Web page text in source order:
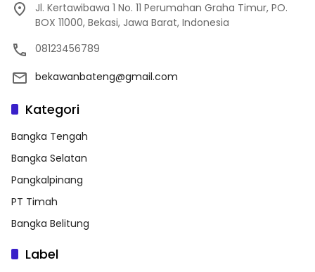
Jl. Kertawibawa 1 No. 11 Perumahan Graha Timur, PO.
BOX 11000, Bekasi, Jawa Barat, Indonesia
08123456789
bekawanbateng@gmail.com
Kategori
Bangka Tengah
Bangka Selatan
Pangkalpinang
PT Timah
Bangka Belitung
Label